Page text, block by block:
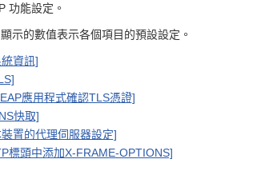
功能設定。
示的數值表示各個項目的預設設定。
資訊]
應用程式確認TLS憑證]
快取]
置的代理伺服器設定]
標頭中添加X-FRAME-OPTIONS]